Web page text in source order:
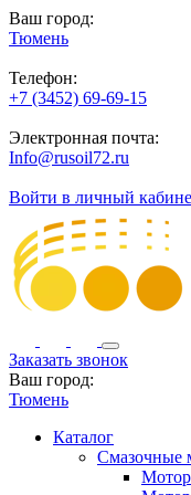
Ваш город:
Тюмень
Телефон:
+7 (3452) 69-69-15
Электронная почта:
Info@rusoil72.ru
Войти в личный
Заказать звонок
Ваш город:
Тюмень
Каталог
Смазочные